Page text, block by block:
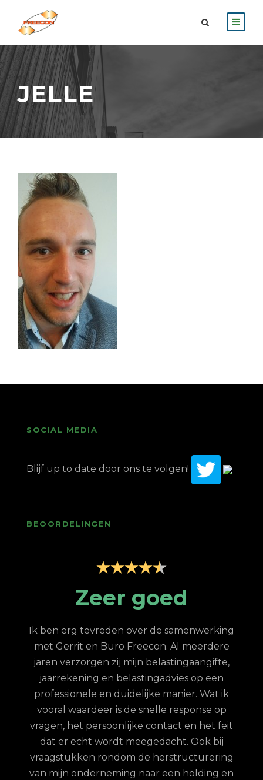
JELLE
SOCIAL MEDIA
Blijf up to date door ons te volgen!
BEOORDELINGEN
Zeer goed
Ik ben erg tevreden over de samenwerking
met Gerrit en Buro Freecon. Al meerdere
jaren verzorgen zij mijn belastingaangifte,
jaarrekening en belastingadvies op een
professionele en duidelijke manier. Wat ik
vooral waardeer is de snelle response op
vragen, het persoonlijke contact en het feit
dat er echt wordt meegedacht. Ook bij
vraagstukken rondom de herstructurering
van mijn onderneming naar een holding en